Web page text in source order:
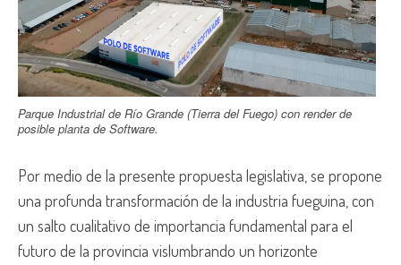
Parque Industrial de Río Grande (Tierra del Fuego) con render de
posible planta de Software.
Por medio de la presente propuesta legislativa, se propone
una profunda transformación de la industria fueguina, con
un salto cualitativo de importancia fundamental para el
futuro de la provincia vislumbrando un horizonte